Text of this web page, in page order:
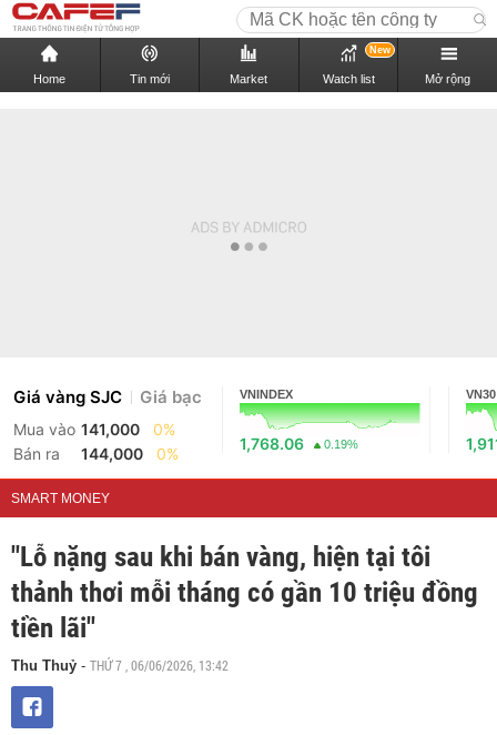
Home Tin mới Market Watch list
New
Mở rộng
Giá vàng SJC Giá bạc
Mua vào 141,000
0%
Bán ra
144,000 0%
VNINDEX
1,768.06 0.19%
VN30
SMART MONEY
"Lỗ nặng sau khi bán vàng, hiện tại tôi
thảnh thơi mỗi tháng có gần 10 triệu đồng
tiền lãi"
Thu Thuỷ - THỨ 7 , 06/06/2026, 13:42